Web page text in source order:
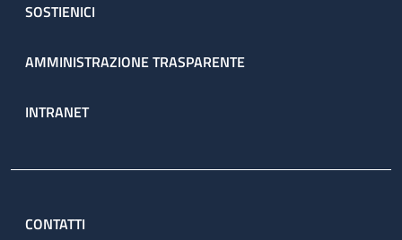
SOSTIENICI
AMMINISTRAZIONE TRASPARENTE
INTRANET
CONTATTI